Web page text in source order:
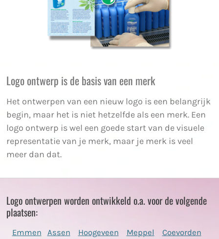
Logo ontwerp is de basis van een merk
Het ontwerpen van een nieuw logo is een belangrijk
begin, maar het is niet hetzelfde als een merk. Een
logo ontwerp is wel een goede start van de visuele
representatie van je merk, maar je merk is veel
meer dan dat.
Logo ontwerpen worden ontwikkeld o.a. voor de volgende
plaatsen:
Emmen Assen Hoogeveen Meppel
Coevorden